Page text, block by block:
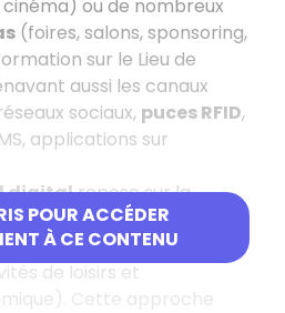
POUR ACCÉDER
À CE CONTENU
ou de nombreux
(foires, salons, sponsoring,
sur le Lieu de
aussi les canaux
sociaux, puces RFID,
applications sur
digitalrepose sur la
réseau-clients qui
cinq cercles (famille,
de loisirs et
Cette approche